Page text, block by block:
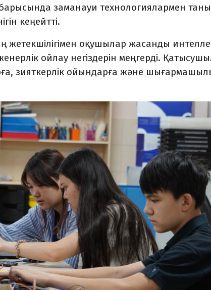
заманауи технологиялармен
кеңейтті.
жетекшілігімен оқушылар жасанды
ойлау негіздерін меңгерді.
зияткерлік ойындарға және